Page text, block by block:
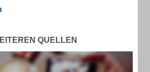
QUELLEN